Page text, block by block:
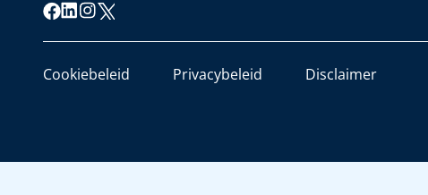
Cookiebeleid Privacybeleid Disclaimer